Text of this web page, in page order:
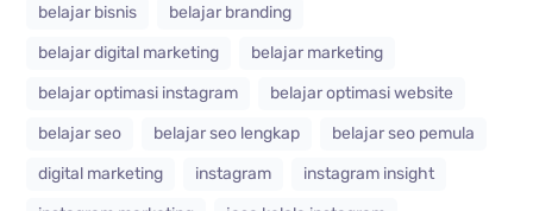
belajar bisnis
belajar branding
belajar digital marketing
belajar marketing
belajar optimasi instagram
belajar optimasi website
belajar seo
belajar seo lengkap
belajar seo pemula
digital marketing
instagram
instagram insight